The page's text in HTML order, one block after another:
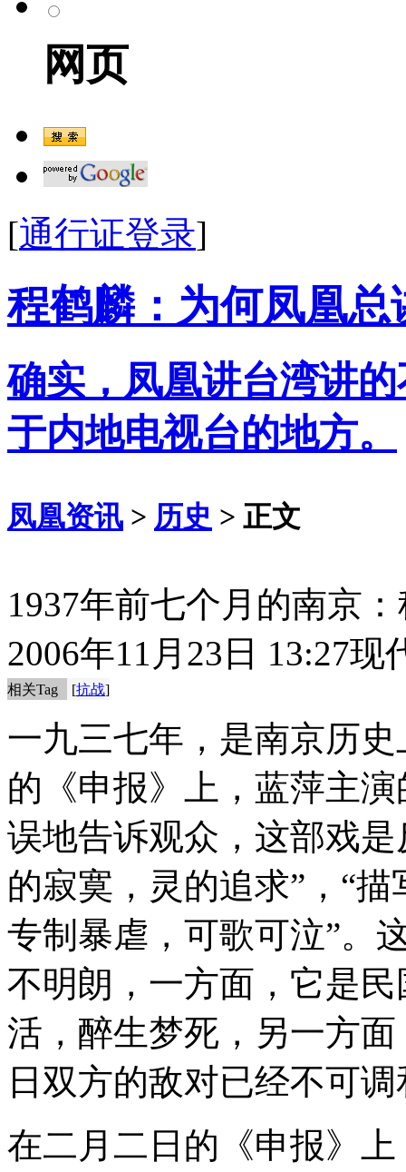
网页
[通行证登录]
程鹤麟：为何凤凰总
确实，凤凰讲台湾讲
于内地电视台的地方。
凤凰资讯 > 历史 > 正文
1937年前七个月的南京
2006年11月23日 13:27现
相关Tag [抗战]
一九三七年，是南京历
的《申报》上，蓝萍主
误地告诉观众，这部戏
的寂寞，灵的追求”，“
专制暴虐，可歌可泣”。
不明朗，一方面，它是
活，醉生梦死，另一方
日双方的敌对已经不可调
在二月二日的《申报》